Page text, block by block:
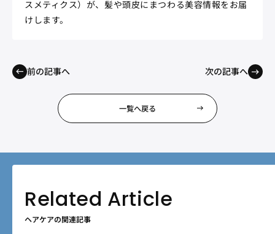
スメティクス）が、髪や頭皮にまつわる美容情報をお届
けします。
前の記事へ
一覧へ戻る
次の記事へ
ヘアケアの関連記事